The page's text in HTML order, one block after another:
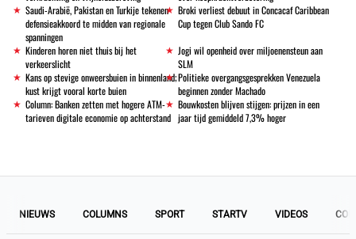
Saudi-Arabië, Pakistan en Turkije tekenen
defensieakkoord te midden van regionale
spanningen
Broki verliest debuut in Concacaf Caribbean
Cup tegen Club Sando FC
Kinderen horen niet thuis bij het
verkeerslicht
Jogi wil openheid over miljoenensteun aan
SLM
Kans op stevige onweersbuien in binnenland;
kust krijgt vooral korte buien
Politieke overgangsgesprekken Venezuela
beginnen zonder Machado
Column: Banken zetten met hogere ATM-
tarieven digitale economie op achterstand
Bouwkosten blijven stijgen: prijzen in een
jaar tijd gemiddeld 7,3% hoger
NIEUWS COLUMNS SPORT STARTV VIDEOS